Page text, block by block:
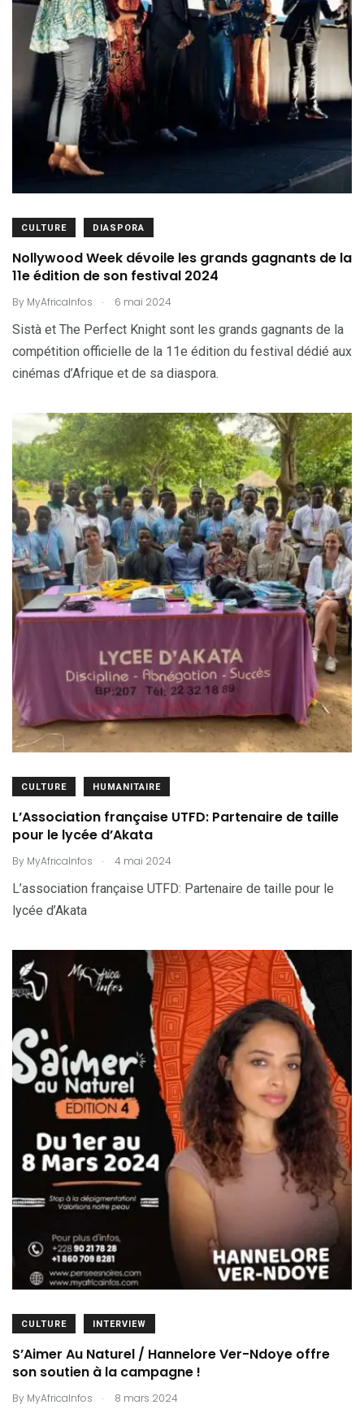
CULTURE DIASPORA
Nollywood Week dévoile les grands gagnants de la
11e édition de son festival 2024
By MyAfricaInfos . 6 mai 2024
Sistà et The Perfect Knight sont les grands gagnants de la
compétition officielle de la 11e édition du festival dédié aux
cinémas d’Afrique et de sa diaspora.
CULTURE HUMANITAIRE
L’Association française UTFD: Partenaire de taille
pour le lycée d’Akata
By MyAfricaInfos . 4 mai 2024
L’association française UTFD: Partenaire de taille pour le
lycée d’Akata
CULTURE INTERVIEW
S’Aimer Au Naturel / Hannelore Ver-Ndoye offre
son soutien à la campagne !
By MyAfricaInfos . 8 mars 2024